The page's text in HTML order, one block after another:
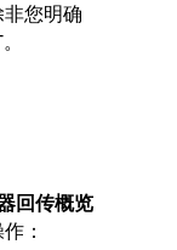
您明确
回传概览​
：